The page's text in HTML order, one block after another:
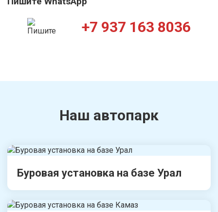
+7 937 163 8036
Наш автопарк
Буровая установка на базе Урал